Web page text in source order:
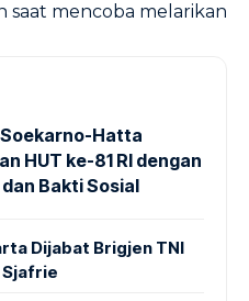
saat mencoba melarikan
Hatta
HUT ke-81 RI dengan
Bakti Sosial
Dijabat Brigjen TNI
Sjafrie